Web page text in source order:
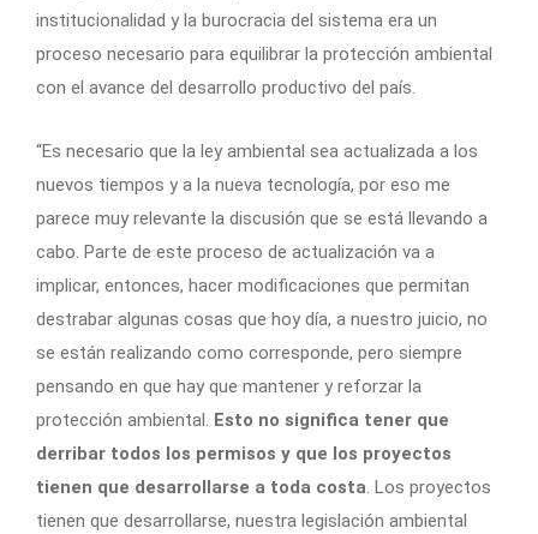
institucionalidad y la burocracia del sistema era un
proceso necesario para equilibrar la protección ambiental
con el avance del desarrollo productivo del país.
“Es necesario que la ley ambiental sea actualizada a los
nuevos tiempos y a la nueva tecnología, por eso me
parece muy relevante la discusión que se está llevando a
cabo. Parte de este proceso de actualización va a
implicar, entonces, hacer modificaciones que permitan
destrabar algunas cosas que hoy día, a nuestro juicio, no
se están realizando como corresponde, pero siempre
pensando en que hay que mantener y reforzar la
protección ambiental. Esto no significa tener que
derribar todos los permisos y que los proyectos
tienen que desarrollarse a toda costa. Los proyectos
tienen que desarrollarse, nuestra legislación ambiental